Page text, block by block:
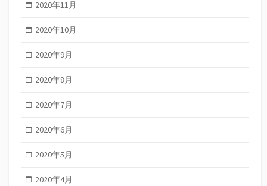
2020年11月
2020年10月
2020年9月
2020年8月
2020年7月
2020年6月
2020年5月
2020年4月